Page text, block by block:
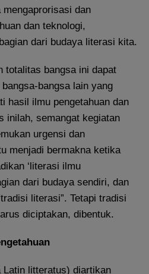
mengaprorisasi dan
dan teknologi,
dari budaya literasi kita.
totalitas bangsa ini dapat
bangsa lain yang
hasil ilmu pengetahuan dan
inilah, semangat kegiatan
urgensi dan
menjadi bermakna ketika
‘literasi ilmu
dari budaya sendiri, dan
literasi”. Tetapi tradisi
diciptakan, dibentuk.
Latin litteratus) diartikan